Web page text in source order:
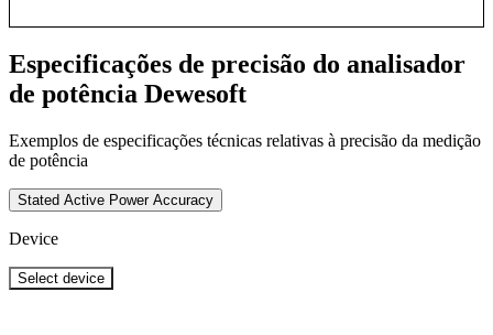
Especificações de precisão do analisador
de potência Dewesoft
Exemplos de especificações técnicas relativas à precisão da medição
de potência
Stated Active Power Accuracy
Device
Select device